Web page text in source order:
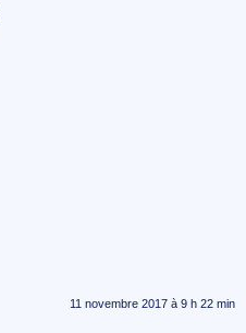
11 novembre 2017 à 9 h 22 min